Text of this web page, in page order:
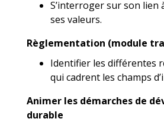
S’interroger sur son lien
ses valeurs.
Règlementation (module
Identifier les différentes
qui cadrent les champs
Animer les démarches de
durable